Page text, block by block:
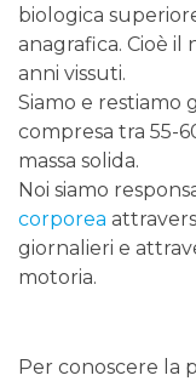
biologica
anagrafica. Cioè
anni vissuti.
Siamo e restiamo
compresa tra 55-
massa solida.
Noi siamo
corporea
giornalieri e
motoria.
Per conoscere la